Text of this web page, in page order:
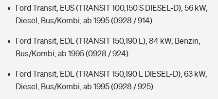
Ford Transit, EUS (TRANSIT 100,150 S DIESEL-D), 56 kW,
Diesel, Bus/Kombi, ab 1995(0928 / 914)
Ford Transit, EDL (TRANSIT 150,190 L), 84 kW, Benzin,
Bus/Kombi, ab 1995(0928 / 924)
Ford Transit, EDL (TRANSIT 150,190 L DIESEL-D), 63 kW,
Diesel, Bus/Kombi, ab 1995(0928 / 925)